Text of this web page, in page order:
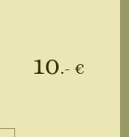
10.- €